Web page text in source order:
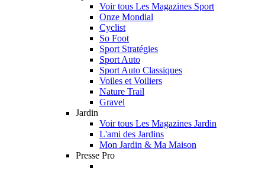
Voir tous Les Magazines Sport
Onze Mondial
Cyclist
So Foot
Sport Stratégies
Sport Auto
Sport Auto Classiques
Voiles et Voiliers
Nature Trail
Gravel
Jardin
Voir tous Les Magazines Jardin
L'ami des Jardins
Mon Jardin & Ma Maison
Presse Pro